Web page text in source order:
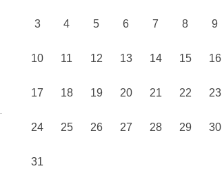
3 4 5 6 7 8 9
10 11 12 13 14 15 16
17 18 19 20 21 22 23
24 25 26 27 28 29 30
31